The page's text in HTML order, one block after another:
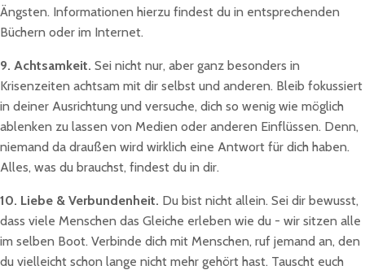
Ängsten. Informationen hierzu findest du in entsprechenden
Büchern oder im Internet.
9. Achtsamkeit. Sei nicht nur, aber ganz besonders in
Krisenzeiten achtsam mit dir selbst und anderen. Bleib fokussiert
in deiner Ausrichtung und versuche, dich so wenig wie möglich
ablenken zu lassen von Medien oder anderen Einflüssen. Denn,
niemand da draußen wird wirklich eine Antwort für dich haben.
Alles, was du brauchst, findest du in dir.
10. Liebe & Verbundenheit. Du bist nicht allein. Sei dir bewusst,
dass viele Menschen das Gleiche erleben wie du - wir sitzen alle
im selben Boot. Verbinde dich mit Menschen, ruf jemand an, den
du vielleicht schon lange nicht mehr gehört hast. Tauscht euch